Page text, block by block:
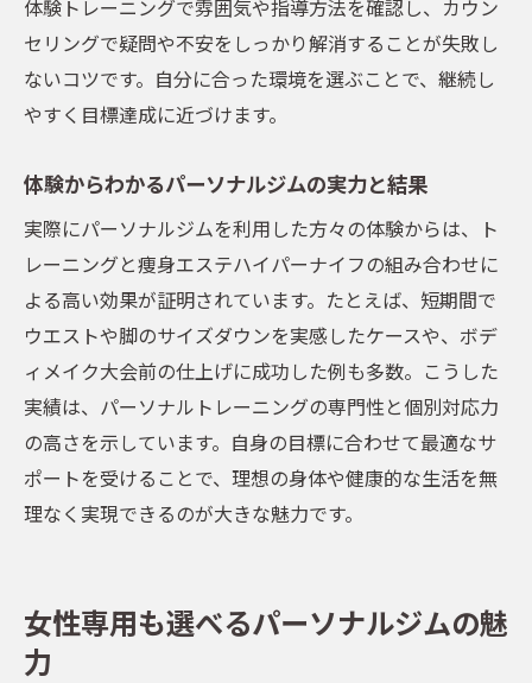
徴
女性トレーナー在籍ジムの利用メリットと
は
相談しやすい女性トレーナーのサポート体
女性が続けやすい安心トレーニング環境
口コミで話題のジム選び失敗しないコツ
口コミ評価でわかるパーソナルジムの実力
パーソナルジム選びで失敗しないチェック
ポイント
五反田のおすすめジムを口コミから徹底比
較
人気パーソナルジム利用者の体験エピソー
口コミで話題のジムのサービス内容と特徴
体験トレーニングで雰囲気や指導方法を確認し、カウン
セリングで疑問や不安をしっかり解消することが失敗し
ないコツです。自分に合った環境を選ぶことで、継続し
やすく目標達成に近づけます。
体験からわかるパーソナルジムの実力と結果
実際にパーソナルジムを利用した方々の体験からは、ト
レーニングと痩身エステハイパーナイフの組み合わせに
よる高い効果が証明されています。たとえば、短期間で
ウエストや脚のサイズダウンを実感したケースや、ボデ
ィメイク大会前の仕上げに成功した例も多数。こうした
実績は、パーソナルトレーニングの専門性と個別対応力
の高さを示しています。自身の目標に合わせて最適なサ
ポートを受けることで、理想の身体や健康的な生活を無
理なく実現できるのが大きな魅力です。
女性専用も選べるパーソナルジムの魅
力